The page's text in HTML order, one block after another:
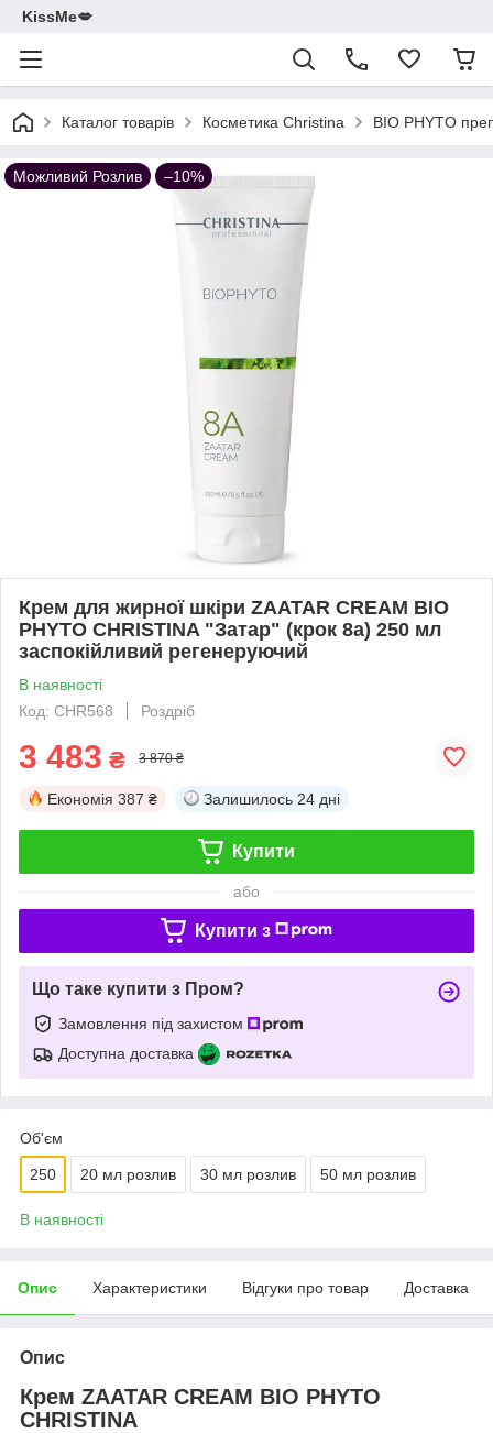
KissMe💋
Каталог товарів Косметика Christina BIO PHYTO
Можливий Розлив –10%
Крем для жирної шкіри ZAATAR CREAM BIO
PHYTO CHRISTINA "Затар" (крок 8а) 250 мл
заспокійливий регенеруючий
В наявності
Код: CHR568
Роздріб
3 483 ₴ 3 870 ₴
Економія 387 ₴ Залишилось 24 дні
Купити
або
Купити з
Що таке купити з Пром?
Замовлення під захистом
Доступна доставка
Об'єм
250 20 мл розлив 30 мл розлив 50 мл розлив
В наявності
Опис Характеристики Відгуки про товар Доставка
Опис
Крем ZAATAR CREAM BIO PHYTO
CHRISTINA